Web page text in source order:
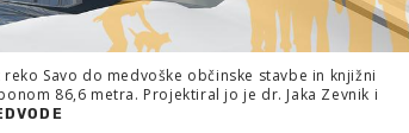
Savo do medvoške občinske stavbe in knjižni
86,6 metra. Projektiral jo je dr. Jaka Zevnik i